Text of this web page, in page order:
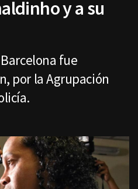
y a su
fue
por la Agrupación